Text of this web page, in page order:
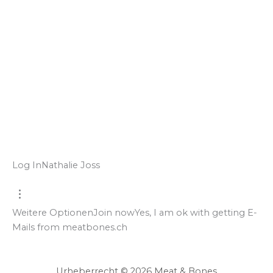
Log InNathalie Joss
Weitere OptionenJoin nowYes, I am ok with getting E-
Mails from meatbones.ch